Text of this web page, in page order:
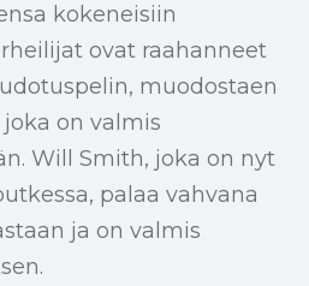
kokeneisiin
ovat raahanneet
muodostaen
on valmis
Will Smith, joka on nyt
palaa vahvana
ja on valmis